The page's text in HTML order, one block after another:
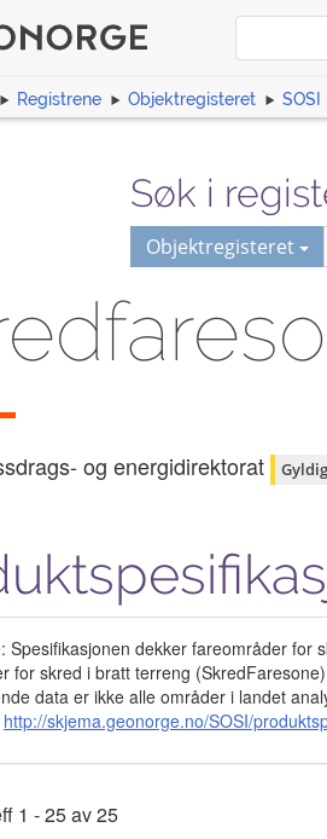
Registrene Objektregisteret
Søk i
Objektregisteret
og energidirektorat Gyldig
Spesifikasjonen dekker fareområder
for skred i bratt terreng
data er ikke alle områder i landet
http://skjema.geonorge.no/SOSI/
1 - 25 av 25